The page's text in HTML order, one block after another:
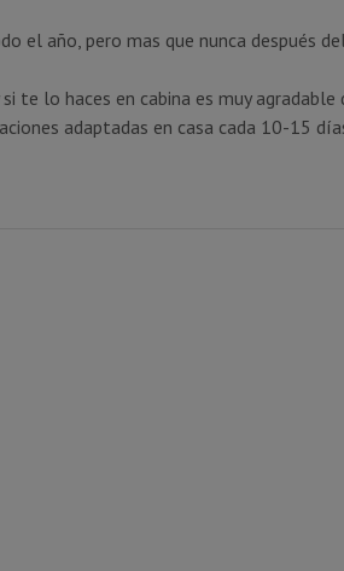
el año, pero mas que nunca después
te lo haces en cabina es muy agradable
adaptadas en casa cada 10-15